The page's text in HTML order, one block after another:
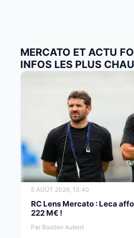
MERCATO ET ACTU
INFOS LES PLUS
5 AOÛT 2026, 13:40
RC Lens Mercato : Leca
222 M€ !
Par Bastien Aubert